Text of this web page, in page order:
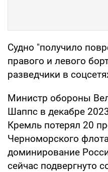
Судно "получило
правого и левого
разведчики в
Министр обороны
Шаппс в декабре
Кремль потерял 20
Черноморского
доминирование
сейчас подвергнуто